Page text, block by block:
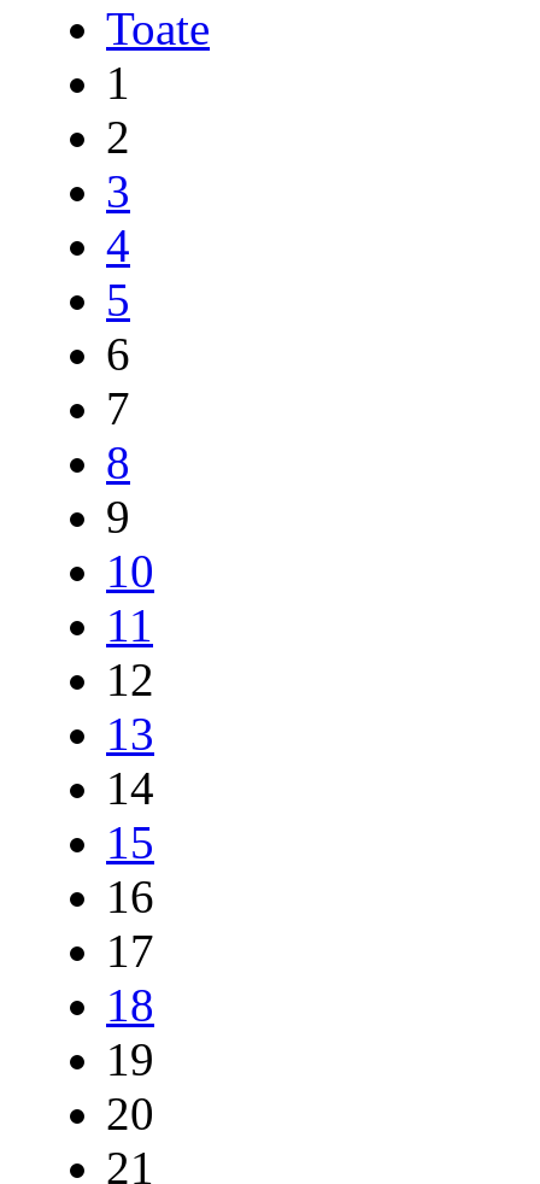
Toate
1
2
3
4
5
6
7
8
9
10
11
12
13
14
15
16
17
18
19
20
21